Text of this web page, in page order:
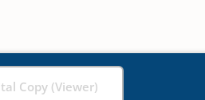
Copy (Viewer)